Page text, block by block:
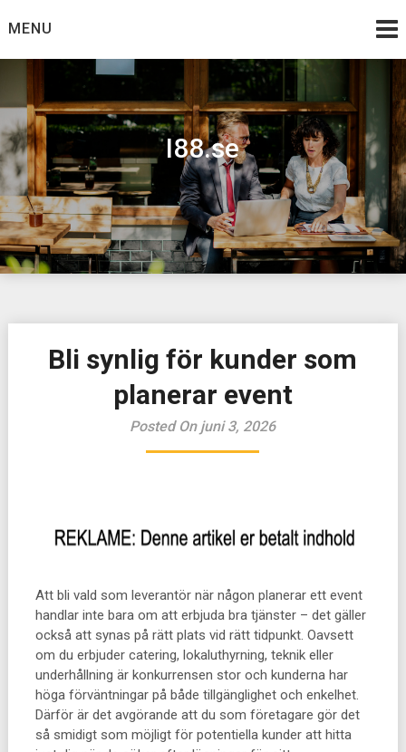
toMENU
I88.se
Bli synlig för kunder som
planerar event
Posted On juni 3, 2026
Att bli vald som leverantör när någon planerar ett event
handlar inte bara om att erbjuda bra tjänster – det gäller
också att synas på rätt plats vid rätt tidpunkt. Oavsett
om du erbjuder catering, lokaluthyrning, teknik eller
underhållning är konkurrensen stor och kunderna har
höga förväntningar på både tillgänglighet och enkelhet.
Därför är det avgörande att du som företagare gör det
så smidigt som möjligt för potentiella kunder att hitta